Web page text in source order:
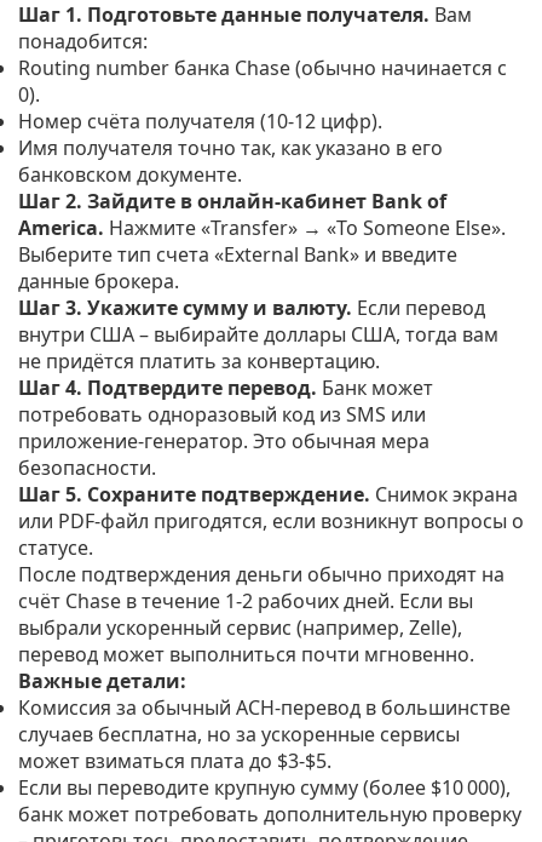
Шаг 1. Подготовьте данные получателя. Вам
понадобится:
Routing number банка Chase (обычно начинается с
0).
Номер счёта получателя (10‑12 цифр).
Имя получателя точно так, как указано в его
банковском документе.
Шаг 2. Зайдите в онлайн‑кабинет Bank of
America. Нажмите «Transfer» → «To Someone Else».
Выберите тип счета «External Bank» и введите
данные брокера.
Шаг 3. Укажите сумму и валюту. Если перевод
внутри США – выбирайте доллары США, тогда вам
не придётся платить за конвертацию.
Шаг 4. Подтвердите перевод. Банк может
потребовать одноразовый код из SMS или
приложение‑генератор. Это обычная мера
безопасности.
Шаг 5. Сохраните подтверждение. Снимок экрана
или PDF‑файл пригодятся, если возникнут вопросы о
статусе.
После подтверждения деньги обычно приходят на
счёт Chase в течение 1‑2 рабочих дней. Если вы
выбрали ускоренный сервис (например, Zelle),
перевод может выполниться почти мгновенно.
Важные детали:
Комиссия за обычный ACH‑перевод в большинстве
случаев бесплатна, но за ускоренные сервисы
может взиматься плата до $3‑$5.
Если вы переводите крупную сумму (более $10 000),
банк может потребовать дополнительную проверку